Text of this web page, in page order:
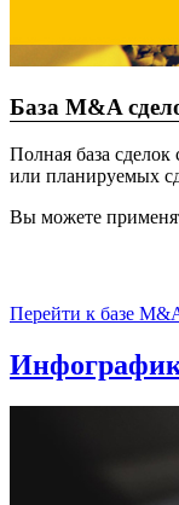
База M&A
Полная база
или планируемых
Вы можете
Перейти к базе